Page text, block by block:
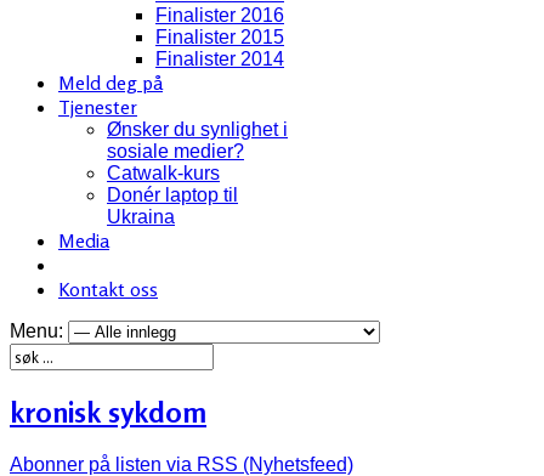
Finalister 2016
Finalister 2015
Finalister 2014
Meld deg på
Tjenester
Ønsker du synlighet i
sosiale medier?
Catwalk-kurs
Donér laptop til
Ukraina
Media
Kontakt oss
Menu:
kronisk sykdom
Abonner på listen via RSS (Nyhetsfeed)